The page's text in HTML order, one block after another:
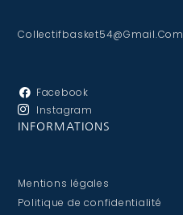
Collectifbasket54@gmail.com
Facebook
Instagram
INFORMATIONS
Mentions légales
Politique de confidentialité